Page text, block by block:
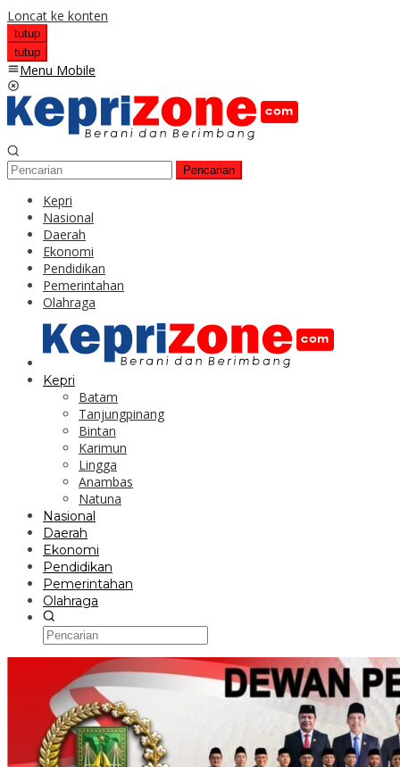
Loncat ke konten
tutup
tutup
Menu Mobile
Pencarian
Kepri
Nasional
Daerah
Ekonomi
Pendidikan
Pemerintahan
Olahraga
Kepri
Batam
Tanjungpinang
Bintan
Karimun
Lingga
Anambas
Natuna
Nasional
Daerah
Ekonomi
Pendidikan
Pemerintahan
Olahraga